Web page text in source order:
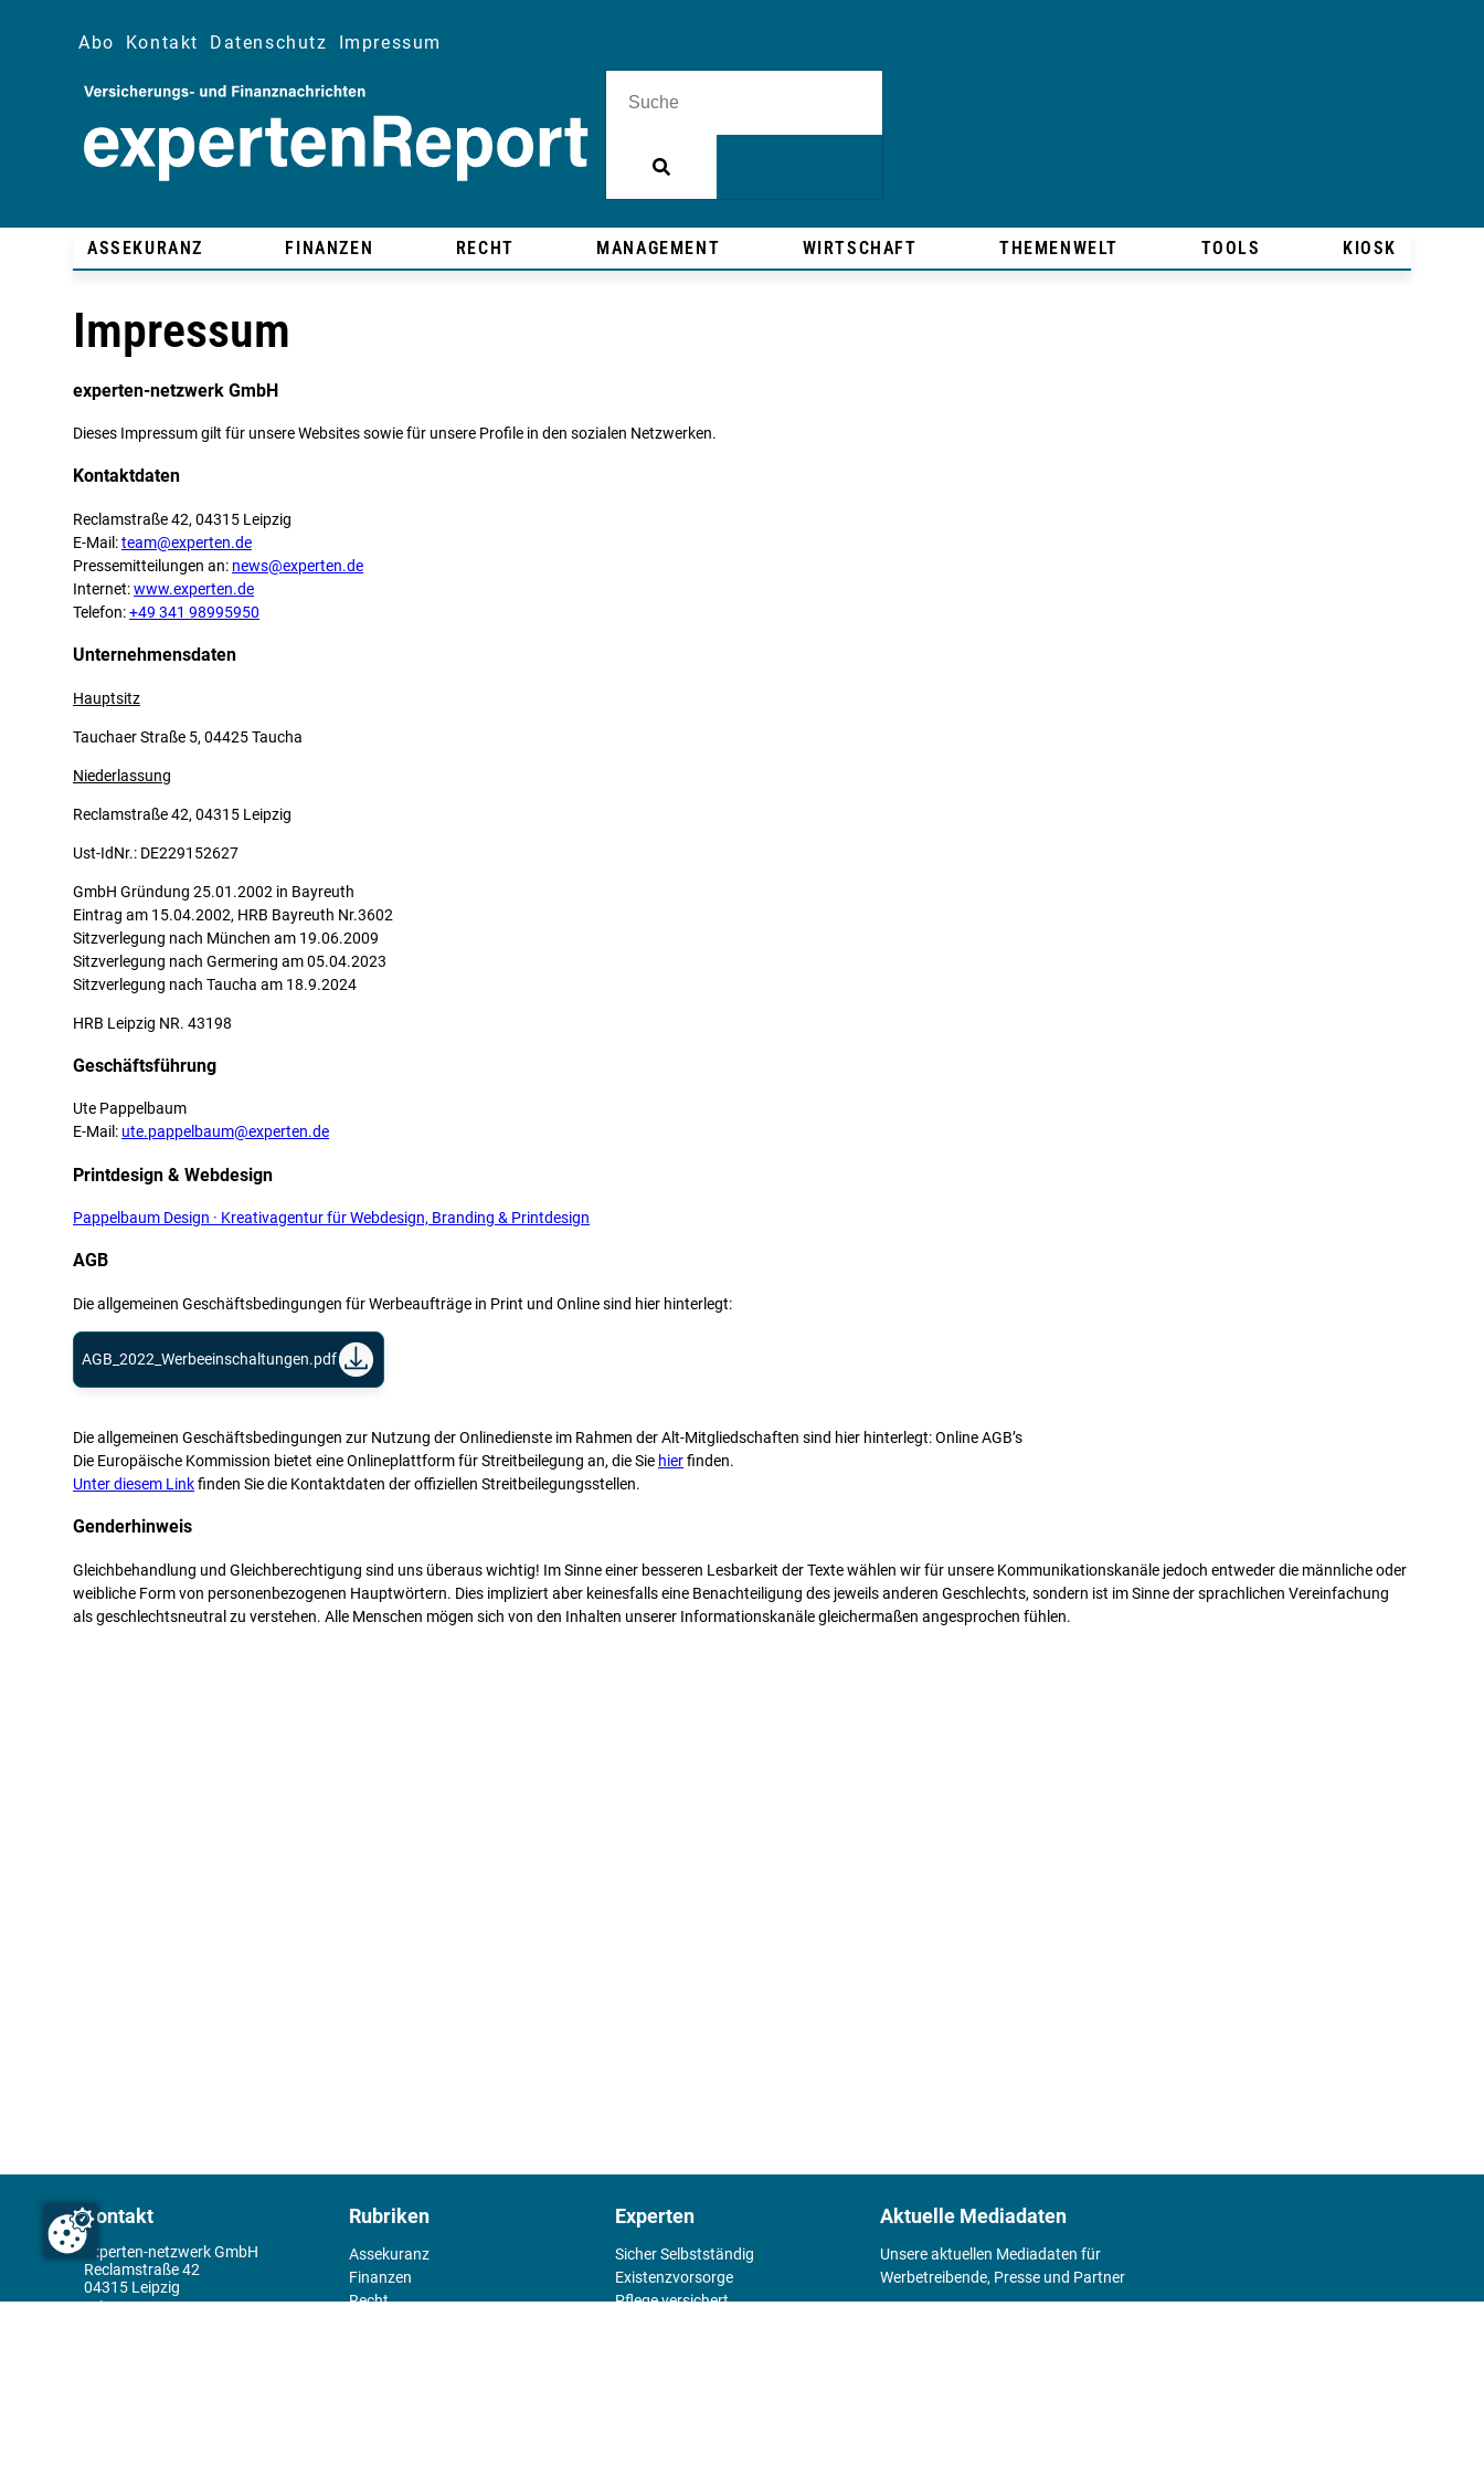
Abo Kontakt Datenschutz Impressum
ASSEKURANZ FINANZEN RECHT MANAGEMENT WIRTSCHAFT THEMENWELT TOOLS KIOSK
Impressum
experten-netzwerk GmbH
Dieses Impressum gilt für unsere Websites sowie für unsere Profile in den sozialen Netzwerken.
Kontaktdaten
Reclamstraße 42, 04315 Leipzig
E-Mail:team@experten.de
Pressemitteilungen an: news@experten.de
Internet:www.experten.de
Telefon:+49 341 98995950
Unternehmensdaten
Hauptsitz
Tauchaer Straße 5, 04425 Taucha
Niederlassung
Reclamstraße 42, 04315 Leipzig
Ust-IdNr.: DE229152627
GmbH Gründung 25.01.2002 in Bayreuth
Eintrag am 15.04.2002, HRB Bayreuth Nr.3602
Sitzverlegung nach München am 19.06.2009
Sitzverlegung nach Germering am 05.04.2023
Sitzverlegung nach Taucha am 18.9.2024
HRB Leipzig NR. 43198
Geschäftsführung
Ute Pappelbaum
E-Mail: ute.pappelbaum@experten.de
Printdesign & Webdesign
Pappelbaum Design · Kreativagentur für Webdesign, Branding & Printdesign
AGB
Die allgemeinen Geschäftsbedingungen für Werbeaufträge in Print und Online sind hier hinterlegt:
AGB_2022_Werbeeinschaltungen.pdf
Die allgemeinen Geschäftsbedingungen zur Nutzung der Onlinedienste im Rahmen der Alt-Mitgliedschaften sind hier hinterlegt: Online AGB’s
Die Europäische Kommission bietet eine Onlineplattform für Streitbeilegung an, die Sie hierfinden.
Unter diesem Linkfinden Sie die Kontaktdaten der offiziellen Streitbeilegungsstellen.
Genderhinweis
Gleichbehandlung und Gleichberechtigung sind uns überaus wichtig! Im Sinne einer besseren Lesbarkeit der Texte wählen wir für unsere Kommunikationskanäle jedoch entweder die männliche oder
weibliche Form von personenbezogenen Hauptwörtern. Dies impliziert aber keinesfalls eine Benachteiligung des jeweils anderen Geschlechts, sondern ist im Sinne der sprachlichen Vereinfachung
als geschlechtsneutral zu verstehen. Alle Menschen mögen sich von den Inhalten unserer Informationskanäle gleichermaßen angesprochen fühlen.
Kontakt
experten-netzwerk GmbH
Reclamstraße 42
04315 Leipzig
+49 341 98995950
Rubriken
Assekuranz
Finanzen
Recht
Experten
Sicher Selbstständig
Existenz­vorsorge
Pflege versichert
Aktuelle Mediadaten
Unsere aktuellen Mediadaten für
Werbetreibende, Presse und Partner